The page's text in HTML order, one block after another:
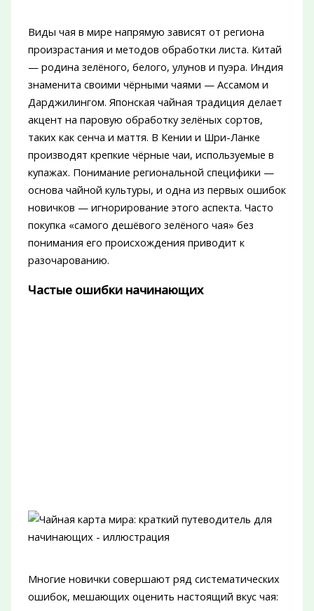
Виды чая в мире напрямую зависят от региона
произрастания и методов обработки листа. Китай
— родина зелёного, белого, улунов и пуэра. Индия
знаменита своими чёрными чаями — Ассамом и
Дарджилингом. Японская чайная традиция делает
акцент на паровую обработку зелёных сортов,
таких как сенча и маття. В Кении и Шри-Ланке
производят крепкие чёрные чаи, используемые в
купажах. Понимание региональной специфики —
основа чайной культуры, и одна из первых ошибок
новичков — игнорирование этого аспекта. Часто
покупка «самого дешёвого зелёного чая» без
понимания его происхождения приводит к
разочарованию.
Частые ошибки начинающих
Многие новички совершают ряд систематических
ошибок, мешающих оценить настоящий вкус чая: